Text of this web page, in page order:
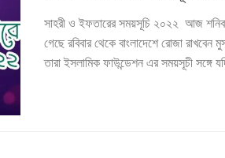
সাহরী ও ইফতারের সময়সূচি ২০২২ আজ
গেছে রবিবার থেকে বাংলাদেশে রোজা
তারা ইসলামিক ফাউন্ডেশন এর সময়সূচী সঙ্গে